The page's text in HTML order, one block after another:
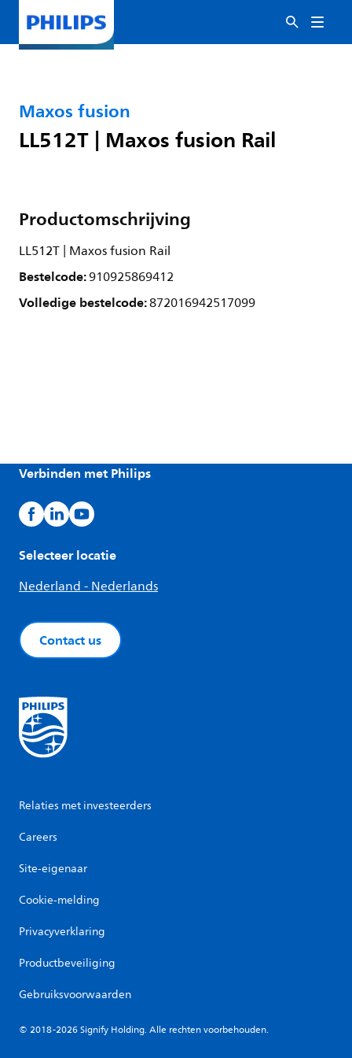
Maxos fusion
LL512T | Maxos fusion Rail
Productomschrijving
LL512T | Maxos fusion Rail
Bestelcode:910925869412
Volledige bestelcode:872016942517099
Verbinden met Philips
Selecteer locatie
Nederland - Nederlands
Contact us
Relaties met investeerders
Careers
Site-eigenaar
Cookie-melding
Privacyverklaring
Productbeveiliging
Gebruiksvoorwaarden
© 2018-2026 Signify Holding. Alle rechten voorbehouden.